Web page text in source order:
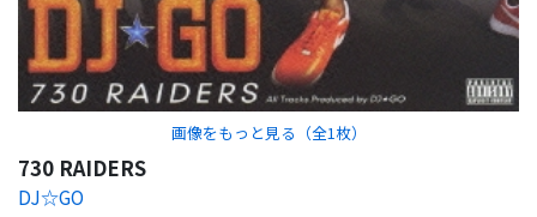
画像をもっと見る（全1 枚）
730 RAIDERS
DJ☆GO